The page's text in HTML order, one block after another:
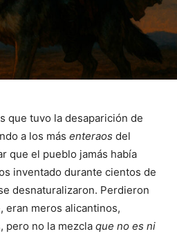
que tuvo la desaparición de
a los más enteraos del
que el pueblo jamás había
inventado durante cientos de
desnaturalizaron. Perdieron
eran meros alicantinos,
pero no la mezcla que no es ni